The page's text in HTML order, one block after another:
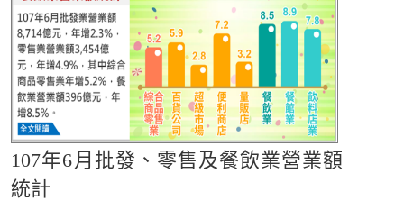
107年6月批發、零售及餐飲業營業額
統計